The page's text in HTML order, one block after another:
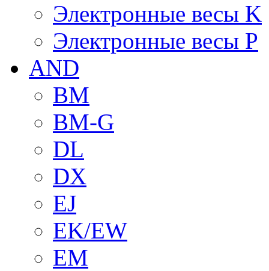
Электронные весы K
Электронные весы P
AND
BM
BM-G
DL
DX
EJ
EK/EW
EM